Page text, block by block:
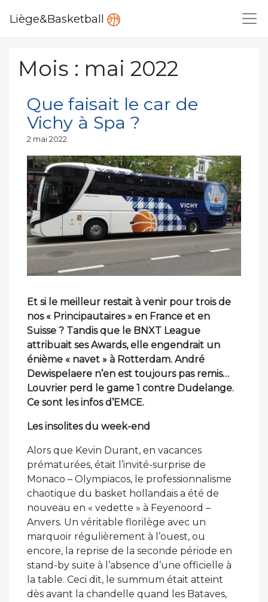
Liège&Basketball
Mois : mai 2022
Que faisait le car de
Vichy à Spa ?
Publié
2 mai 2022
Et si le meilleur restait à venir pour trois de
nos « Principautaires » en France et en
Suisse ? Tandis que le BNXT League
attribuait ses Awards, elle engendrait un
énième « navet » à Rotterdam. André
Dewispelaere n’en est toujours pas remis…
Louvrier perd le game 1 contre Dudelange.
Ce sont les infos d’EMCE.
Les insolites du week-end
Alors que Kevin Durant, en vacances
prématurées, était l’invité-surprise de
Monaco – Olympiacos, le professionnalisme
chaotique du basket hollandais a été de
nouveau en « vedette » à Feyenoord –
Anvers. Un véritable florilège avec un
marquoir régulièrement à l’ouest, ou
encore, la reprise de la seconde période en
stand-by suite à l’absence d’une officielle à
la table. Ceci dit, le summum était atteint
dès avant la chandelle quand les Bataves,